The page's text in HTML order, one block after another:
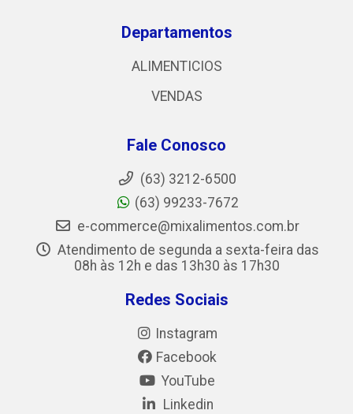
Departamentos
ALIMENTICIOS
VENDAS
Fale Conosco
(63) 3212-6500
(63) 99233-7672
e-commerce@mixalimentos.com.br
Atendimento de segunda a sexta-feira das
08h às 12h e das 13h30 às 17h30
Redes Sociais
Instagram
Facebook
YouTube
Linkedin